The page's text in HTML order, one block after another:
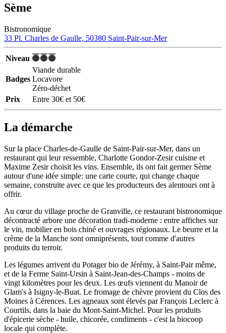
Sème
Bistronomique
33 Pl. Charles de Gaulle, 50380 Saint-Pair-sur-Mer
Niveau
Badges
Viande durable
Locavore
Zéro-déchet
Prix
Entre 30€ et 50€
La démarche
Sur la place Charles-de-Gaulle de Saint-Pair-sur-Mer, dans un
restaurant qui leur ressemble, Charlotte Gondor-Zesir cuisine et
Maxime Zesir choisit les vins. Ensemble, ils ont fait germer Sème
autour d'une idée simple: une carte courte, qui change chaque
semaine, construite avec ce que les producteurs des alentours ont à
offrir.
Au cœur du village proche de Granville, ce restaurant bistronomique
décontracté arbore une décoration tradi-moderne : entre affiches sur
le vin, mobilier en bois chiné et ouvrages régionaux. Le beurre et la
crème de la Manche sont omniprésents, tout comme d'autres
produits du terroir.
Les légumes arrivent du Potager bio de Jérémy, à Saint-Pair même,
et de la Ferme Saint-Ursin à Saint-Jean-des-Champs - moins de
vingt kilomètres pour les deux. Les œufs viennent du Manoir de
Glam's à Isigny-le-Buat. Le fromage de chèvre provient du Clos des
Moines à Cérences. Les agneaux sont élevés par François Leclerc à
Courtils, dans la baie du Mont-Saint-Michel. Pour les produits
d'épicerie sèche - huile, chicorée, condiments - c'est la biocoop
locale qui complète.